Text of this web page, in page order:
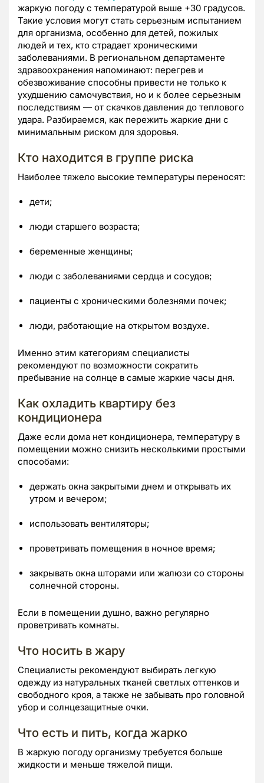
жаркую погоду с температурой выше +30 градусов.
Такие условия могут стать серьезным испытанием
для организма, особенно для детей, пожилых
людей и тех, кто страдает хроническими
заболеваниями. В региональном департаменте
здравоохранения напоминают: перегрев и
обезвоживание способны привести не только к
ухудшению самочувствия, но и к более серьезным
последствиям — от скачков давления до теплового
удара. Разбираемся, как пережить жаркие дни с
минимальным риском для здоровья.
Кто находится в группе риска
Наиболее тяжело высокие температуры переносят:
дети;
люди старшего возраста;
беременные женщины;
люди с заболеваниями сердца и сосудов;
пациенты с хроническими болезнями почек;
люди, работающие на открытом воздухе.
Именно этим категориям специалисты
рекомендуют по возможности сократить
пребывание на солнце в самые жаркие часы дня.
Как охладить квартиру без
кондиционера
Даже если дома нет кондиционера, температуру в
помещении можно снизить несколькими простыми
способами:
держать окна закрытыми днем и открывать их
утром и вечером;
использовать вентиляторы;
проветривать помещения в ночное время;
закрывать окна шторами или жалюзи со стороны
солнечной стороны.
Если в помещении душно, важно регулярно
проветривать комнаты.
Что носить в жару
Специалисты рекомендуют выбирать легкую
одежду из натуральных тканей светлых оттенков и
свободного кроя, а также не забывать про головной
убор и солнцезащитные очки.
Что есть и пить, когда жарко
В жаркую погоду организму требуется больше
жидкости и меньше тяжелой пищи.